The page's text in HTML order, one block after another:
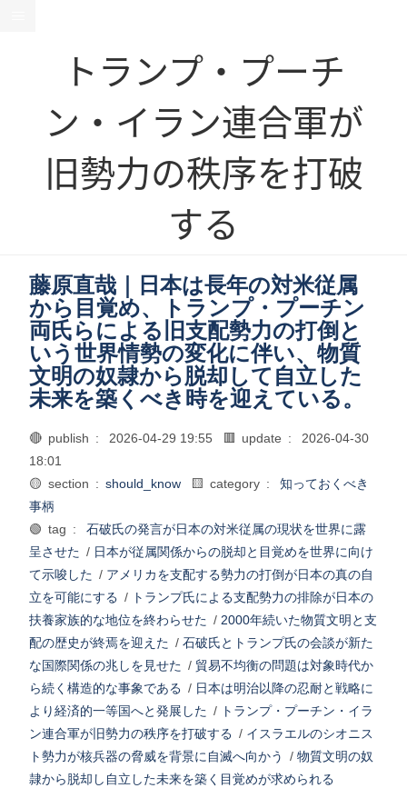
トランプ・プーチ
ン・イラン連合軍が
旧勢力の秩序を打破
する
藤原直哉｜日本は長年の対米従属
から目覚め、トランプ・プーチン
両氏らによる旧支配勢力の打倒と
いう世界情勢の変化に伴い、物質
文明の奴隷から脱却して自立した
未来を築くべき時を迎えている。
🔴 publish : 2026-04-29 19:55 🟥 update :
2026-04-30
18:01
🟡 section : should_know 🟨 category :
知っておくべき
事柄
🟢 tag :
石破氏の発言が日本の対米従属の現状を世界に露
呈させた / 日本が従属関係からの脱却と目覚めを世界に向け
て示唆した / アメリカを支配する勢力の打倒が日本の真の自
立を可能にする / トランプ氏による支配勢力の排除が日本の
扶養家族的な地位を終わらせた / 2000年続いた物質文明と支
配の歴史が終焉を迎えた / 石破氏とトランプ氏の会談が新た
な国際関係の兆しを見せた / 貿易不均衡の問題は対象時代か
ら続く構造的な事象である / 日本は明治以降の忍耐と戦略に
より経済的一等国へと発展した / トランプ・プーチン・イラ
ン連合軍が旧勢力の秩序を打破する / イスラエルのシオニス
ト勢力が核兵器の脅威を背景に自滅へ向かう
/ 物質文明の奴
隷から脱却し自立した未来を築く目覚めが求められる